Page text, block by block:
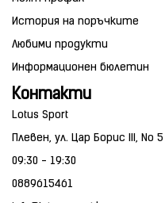
История на поръчките
Любими продукти
Информационен бюлетин
Контакти
Lotus Sport
Плевен, ул. Цар Борис III, No 5
09:30 - 19:30
0889615461